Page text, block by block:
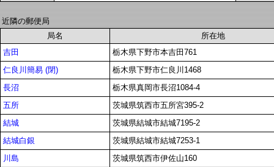
近隣の郵便局
局名
所在地
吉田
栃木県下野市本吉田761
仁良川簡易 (閉)
栃木県下野市仁良川1468
長沼
栃木県真岡市長沼1084-4
五所
茨城県筑西市五所宮395-2
結城
茨城県結城市結城7195-2
結城白銀
茨城県結城市結城7253-1
川島
茨城県筑西市伊佐山160